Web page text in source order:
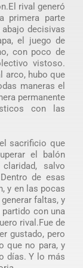
rival generó
primera parte
decisivas
el juego de
con poco de
vistoso.
arco, hubo que
maneras el
permanente
con las
sacrificio que
el balón
salvo
de esas
y en las pocas
faltas, y
con una
rival.Fue de
gustado, pero
que no para, y
días. Y lo más